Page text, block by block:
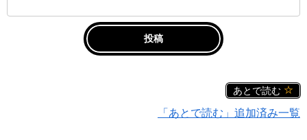
あとで読む
「あとで読む」追加済み一覧